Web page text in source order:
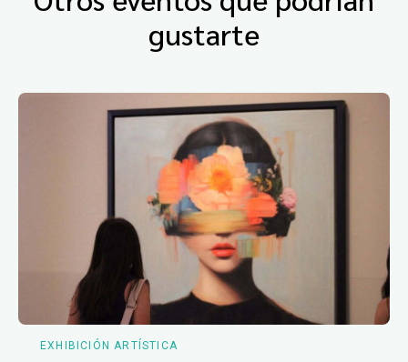
gustarte
EXHIBICIÓN ARTÍSTICA